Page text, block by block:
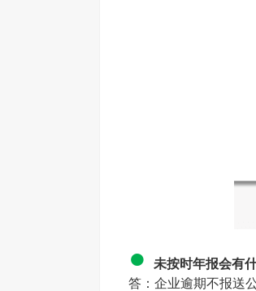
● 未按时年报会有
答：企业逾期不报送